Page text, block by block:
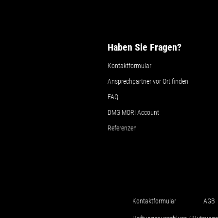
Haben Sie Fragen?
Kontaktformular
Ansprechpartner vor Ort finden
FAQ
DMG MORI Account
Referenzen
Kontaktformular AGB